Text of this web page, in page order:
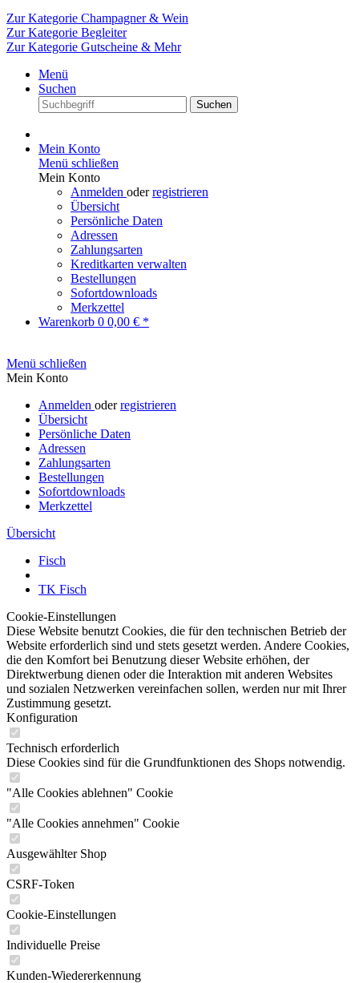
Zur Kategorie Champagner & Wein
Zur Kategorie Begleiter
Zur Kategorie Gutscheine & Mehr
Menü
Suchen
Suchen
Mein Konto
Menü schließen
Mein Konto
Anmelden oderregistrieren
Übersicht
Persönliche Daten
Adressen
Zahlungsarten
Kreditkarten verwalten
Bestellungen
Sofortdownloads
Merkzettel
Warenkorb 0 0,00 € *
Menü schließen
Mein Konto
Anmelden oderregistrieren
Übersicht
Persönliche Daten
Adressen
Zahlungsarten
Bestellungen
Sofortdownloads
Merkzettel
Übersicht
Fisch
TK Fisch
Cookie-Einstellungen
Diese Website benutzt Cookies, die für den technischen Betrieb der
Website erforderlich sind und stets gesetzt werden. Andere Cookies,
die den Komfort bei Benutzung dieser Website erhöhen, der
Direktwerbung dienen oder die Interaktion mit anderen Websites
und sozialen Netzwerken vereinfachen sollen, werden nur mit Ihrer
Zustimmung gesetzt.
Konfiguration
Technisch erforderlich
Diese Cookies sind für die Grundfunktionen des Shops notwendig.
"Alle Cookies ablehnen" Cookie
"Alle Cookies annehmen" Cookie
Ausgewählter Shop
CSRF-Token
Cookie-Einstellungen
Individuelle Preise
Kunden-Wiedererkennung